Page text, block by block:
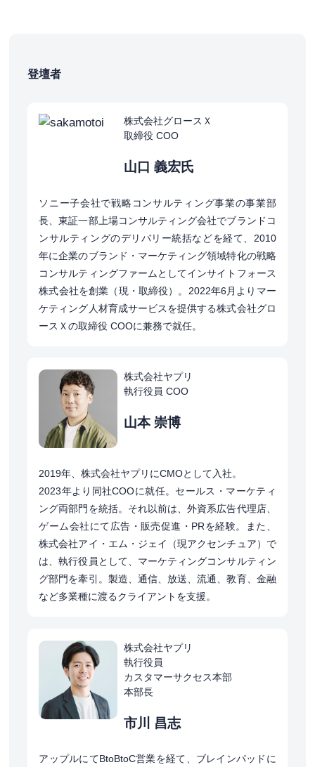
登壇者
株式会社グロースＸ
取締役 COO
山口 義宏氏
ソニー子会社で戦略コンサルティング事業の事業部
長、東証一部上場コンサルティング会社でブランドコ
ンサルティングのデリバリー統括などを経て、2010
年に企業のブランド・マーケティング領域特化の戦略
コンサルティングファームとしてインサイトフォース
株式会社を創業（現・取締役）。2022年6月よりマー
ケティング人材育成サービスを提供する株式会社グロ
ースＸの取締役 COOに兼務で就任。
株式会社ヤプリ
執行役員 COO
山本 崇博
2019年、株式会社ヤプリにCMOとして入社。
2023年より同社COOに就任。セールス・マーケティ
ング両部門を統括。それ以前は、外資系広告代理店、
ゲーム会社にて広告・販売促進・PRを経験。また、
株式会社アイ・エム・ジェイ（現アクセンチュア）で
は、執行役員として、マーケティングコンサルティン
グ部門を牽引。製造、通信、放送、流通、教育、金融
など多業種に渡るクライアントを支援。
株式会社ヤプリ
執行役員
カスタマーサクセス本部
本部長
市川 昌志
アップルにてBtoBtoC営業を経て、ブレインパッドに